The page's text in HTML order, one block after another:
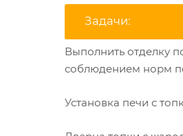
Задачи:
Выполнить отделку
соблюдением норм
Установка печи с